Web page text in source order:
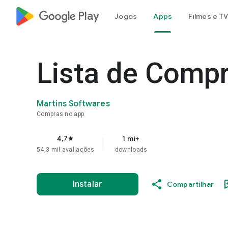
google_logo Play Jogos Apps Filmes e TV
Lista de
Martins Softwares
Compras no app
4,7star
54,3 mil avaliações
1 mi+
downloads
Instalar Compartilhar